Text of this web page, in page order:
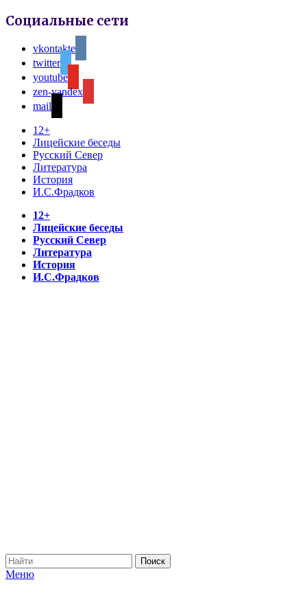
Социальные сети
vkontakte
twitter
youtube
zen-yandex
mail
12+
Лицейские беседы
Русский Север
Литература
История
И.С.Фрадков
12+
Лицейские беседы
Русский Север
Литература
История
И.С.Фрадков
Меню